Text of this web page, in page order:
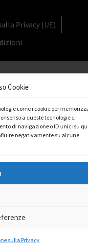
Cookie
come i cookie per
a queste tecnologie ci
di navigazione o ID unici su
negativamente su alcune
sulla Privacy
Privacy (UE)